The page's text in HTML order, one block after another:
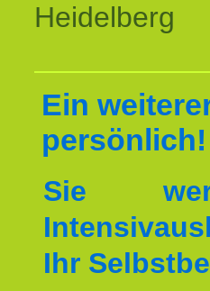
Heidelberg
Ein
persönlich!
Sie
Ihr